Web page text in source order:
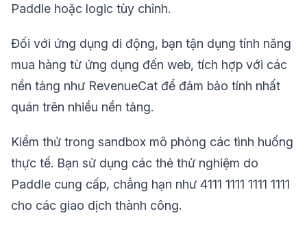
Paddle hoặc logic tùy chỉnh.
Đối với ứng dụng di động, bạn tận dụng tính năng
mua hàng từ ứng dụng đến web, tích hợp với các
nền tảng như RevenueCat để đảm bảo tính nhất
quán trên nhiều nền tảng.
Kiểm thử trong sandbox mô phỏng các tình huống
thực tế. Bạn sử dụng các thẻ thử nghiệm do
Paddle cung cấp, chẳng hạn như 4111 1111 1111 1111
cho các giao dịch thành công.